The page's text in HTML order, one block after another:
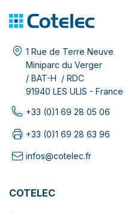
1 Rue de Terre Neuve
Miniparc du Verger
/ BAT-H / RDC
91940 LES ULIS - France
+33 (0)1 69 28 05 06
+33 (0)1 69 28 63 96
infos@cotelec.fr
COTELEC